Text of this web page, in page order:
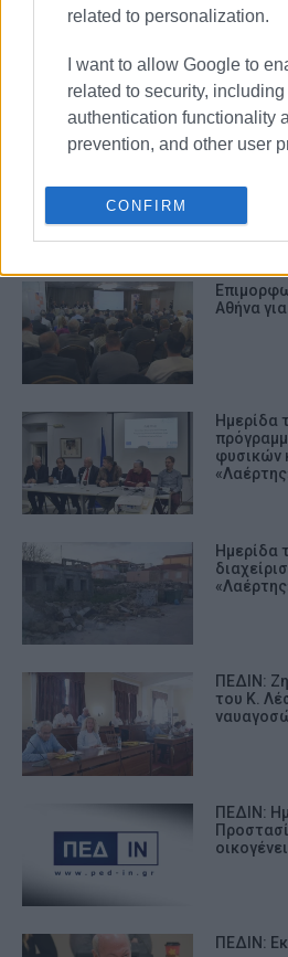
related to personalization.
I want to allow Google to
related to security, including
authentication functionality
prevention, and other user
CONFIRM
Στηρίζω
Αθήνα
Ημερίδα
φυσικών
Ημερίδα
ΠΕΔΙΝ:
του Κ.
ΠΕΔΙΝ:
ΠΕΔΙΝ: